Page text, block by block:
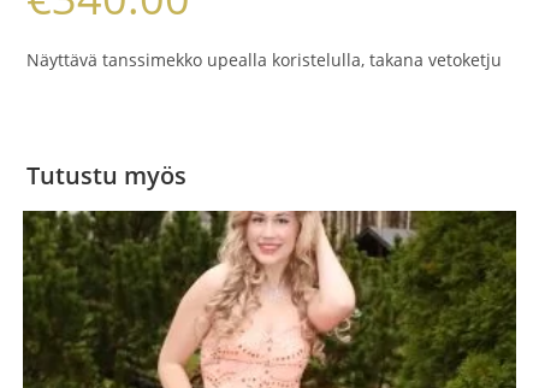
Näyttävä tanssimekko upealla koristelulla, takana vetoketju
Tutustu myös